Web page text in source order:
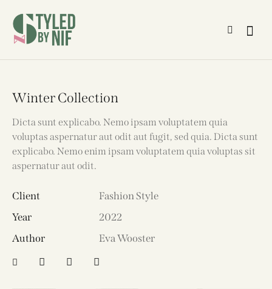
Winter Collection
Dicta sunt explicabo. Nemo ipsam voluptatem quia
voluptas aspernatur aut odit aut fugit, sed quia. Dicta sunt
explicabo. Nemo enim ipsam voluptatem quia voluptas sit
aspernatur aut odit.
Client
Fashion Style
Year
2022
Author
Eva Wooster